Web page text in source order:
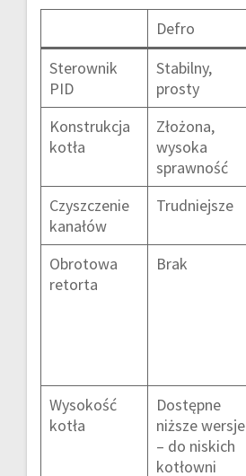
Defro
Sterownik
PID
Stabilny,
prosty
Konstrukcja
kotła
Złożona,
wysoka
sprawność
Czyszczenie
kanałów
Trudniejsze
Obrotowa
retorta
Brak
Wysokość
kotła
Dostępne
niższe wersje
– do niskich
kotłowni